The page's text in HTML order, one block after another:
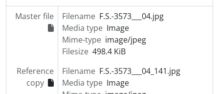
Master file Filename F.S.-3573___04.jpg
Media type Image
Mime-type image/jpeg
Filesize 498.4 KiB
Reference
copy
Filename F.S.-3573___04_141.jpg
Media type Image